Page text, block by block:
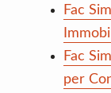
Fac
Fac
per